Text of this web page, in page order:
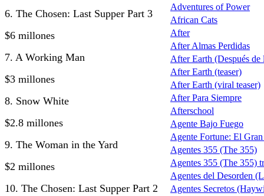
6. The Chosen: Last Supper Part 3
$6 millones
7. A Working Man
$3 millones
8. Snow White
$2.8 millones
9. The Woman in the Yard
$2 millones
10. The Chosen: Last Supper Part 2
Adventures of Power
African Cats
After
After Almas Perdidas
After Earth (Después de
After Earth (teaser)
After Earth (viral teaser)
After Para Siempre
Afterschool
Agente Bajo Fuego
Agente Fortune: El
Agentes 355 (The 355)
Agentes 355 (The 355)
Agentes del Desorden
Agentes Secretos